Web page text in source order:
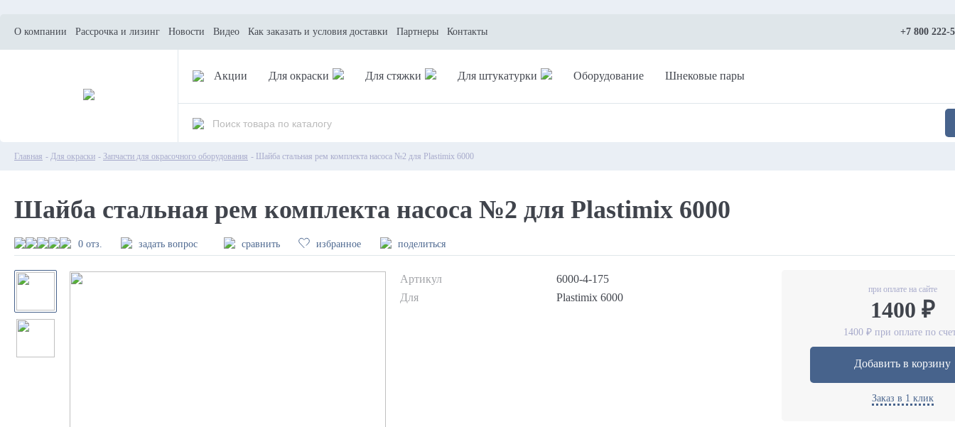
О компании Рассрочка и лизинг Новости Видео Как заказать и условия доставки Партнеры Контакты +7 800 222-
Акции Для окраски Для стяжки Для штукатурки Оборудование Шнековые пары
Главная - Для окраски - Запчасти для окрасочного оборудования - Шайба стальная рем комплекта насоса №2 для Plastimix 6000
Шайба стальная рем комплекта насоса №2 для Plastimix 6000
0 отз. задать вопрос сравнить избранное поделиться
Артикул
6000-4-175
Для
Plastimix 6000
при оплате на сайте
1400 ₽
1400 ₽ при оплате по
Добавить в корзину
Заказ в 1 клик